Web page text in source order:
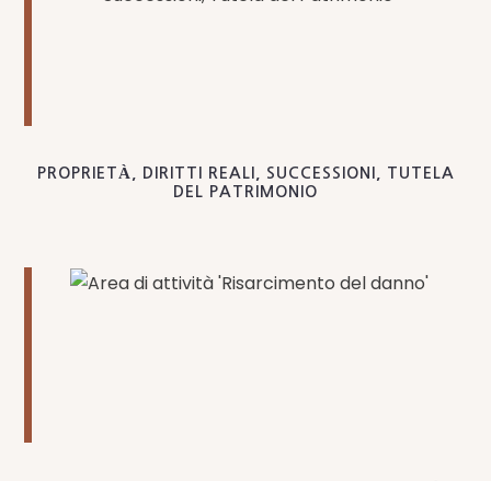
PROPRIETÀ, DIRITTI REALI, SUCCESSIONI, TUTELA
DEL PATRIMONIO